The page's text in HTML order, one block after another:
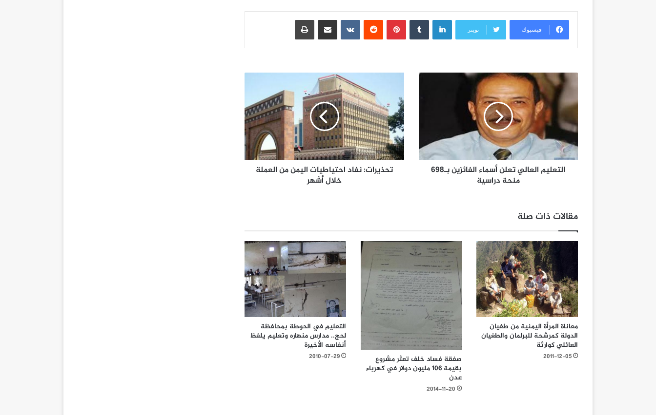
فيسبوك تويتر
لينكدإن بينتيريست مشاركة عبر البريد طباعة
التعليم العالي تعلن أسماء الفائزين بـ698
منحة دراسية
تحذيرات: نفاد احتياطيات اليمن من العملة
خلال أشهر
مقالات ذات صلة
معاناة المرأة اليمنية من طغيان
الدولة كمرشحة للبرلمان والطغيان
العائلي كوارثة
2011-12-05
صفقة فساد خلف تعثر مشروع
بقيمة 106 مليون دولار في كهرباء
عدن
2014-11-20
التعليم في الحوطة بمحافظة
لحج.. مدارس منهاره وتعليم يلفظ
أنفاسه الأخيرة
2010-07-29